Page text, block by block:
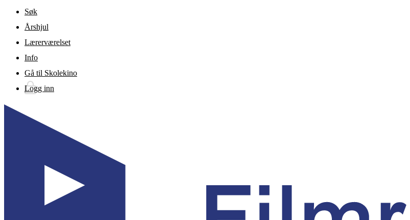
Gå til hovedinnhold
Søk
Årshjul
Lærerværelset
Info
Gå til Skolekino
Logg inn